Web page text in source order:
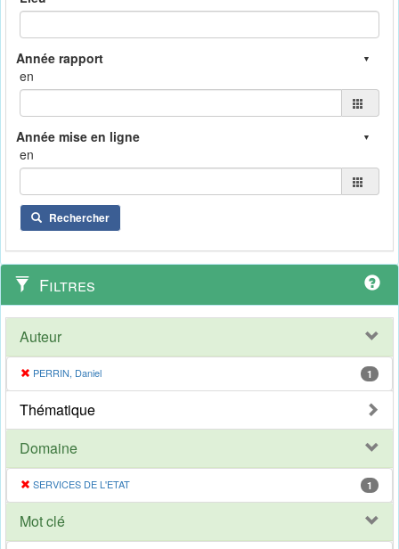
en
en
Rechercher
Filtres
Auteur
PERRIN, Daniel 1
Thématique
Domaine
SERVICES DE L'ETAT 1
Mot clé